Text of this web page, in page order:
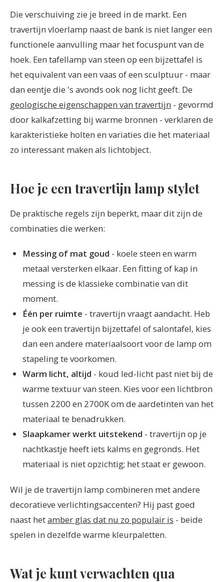
Die verschuiving zie je breed in de markt. Een
travertijn vloerlamp naast de bank is niet langer een
functionele aanvulling maar het focuspunt van de
hoek. Een tafellamp van steen op een bijzettafel is
het equivalent van een vaas of een sculptuur - maar
dan eentje die 's avonds ook nog licht geeft. De
geologische eigenschappen van travertijn - gevormd
door kalkafzetting bij warme bronnen - verklaren de
karakteristieke holten en variaties die het materiaal
zo interessant maken als lichtobject.
Hoe je een travertijn lamp stylet
De praktische regels zijn beperkt, maar dit zijn de
combinaties die werken:
Messing of mat goud - koele steen en warm
metaal versterken elkaar. Een fitting of kap in
messing is de klassieke combinatie van dit
moment.
Één per ruimte - travertijn vraagt aandacht. Heb
je ook een travertijn bijzettafel of salontafel, kies
dan een andere materiaalsoort voor de lamp om
stapeling te voorkomen.
Warm licht, altijd - koud led-licht past niet bij de
warme textuur van steen. Kies voor een lichtbron
tussen 2200 en 2700K om de aardetinten van het
materiaal te benadrukken.
Slaapkamer werkt uitstekend - travertijn op je
nachtkastje heeft iets kalms en gegronds. Het
materiaal is niet opzichtig; het staat er gewoon.
Wil je de travertijn lamp combineren met andere
decoratieve verlichtingsaccenten? Hij past goed
naast hetamber glas dat nu zo populair is - beide
spelen in dezelfde warme kleurpaletten.
Wat je kunt verwachten qua